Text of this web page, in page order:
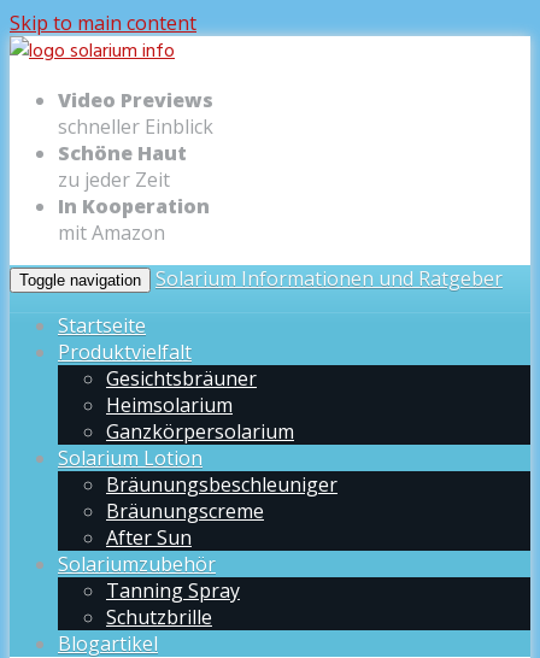
Skip to main content
Video Previews
schneller Einblick
Schöne Haut
zu jeder Zeit
In Kooperation
mit Amazon
Toggle navigation
Solarium Informationen und Ratgeber
Startseite
Produktvielfalt
Gesichtsbräuner
Heimsolarium
Ganzkörpersolarium
Solarium Lotion
Bräunungsbeschleuniger
Bräunungscreme
After Sun
Solariumzubehör
Tanning Spray
Schutzbrille
Blogartikel